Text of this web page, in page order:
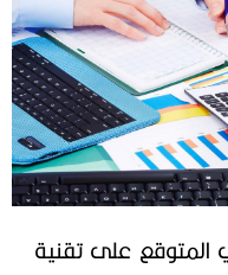
المتوقع على تقنية